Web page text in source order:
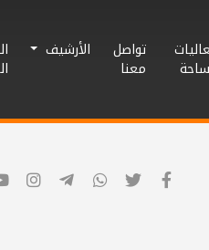
تواصل
معنا
الأرشيف